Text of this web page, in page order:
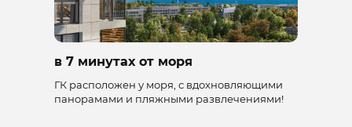
в 7 минутах от моря
ГК расположен у моря, с вдохновляющими
панорамами и пляжными развлечениями!